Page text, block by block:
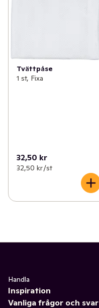
Tvättpåse
1 st, Fixa
32,50 kr
32,50 kr /st
Handla
Inspiration
Vanliga frågor och svar